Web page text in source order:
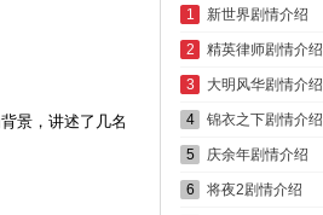
景，讲述了几名
1 新世界剧情介绍
2 精英律师剧情介绍
3 大明风华剧情介绍
4 锦衣之下剧情介绍
5 庆余年剧情介绍
6 将夜2剧情介绍